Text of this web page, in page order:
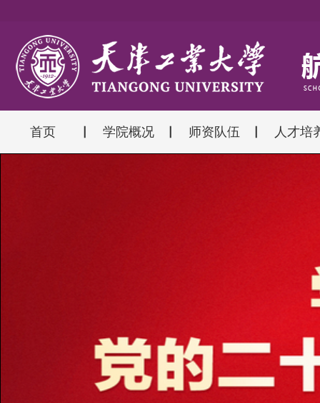
首页 学院概况 师资队伍 人才培